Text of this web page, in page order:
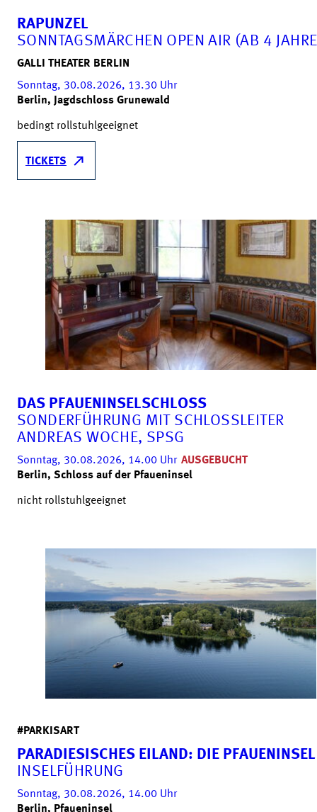
RAPUNZEL
SONNTAGSMÄRCHEN OPEN AIR (AB 4
GALLI THEATER BERLIN
Sonntag, 30.08.2026, 13.30 Uhr
Berlin, Jagdschloss Grunewald
bedingt rollstuhlgeeignet
TICKETS
DAS PFAUENINSELSCHLOSS
SONDERFÜHRUNG MIT SCHLOSSLEITER
ANDREAS WOCHE, SPSG
Sonntag, 30.08.2026, 14.00 Uhr AUSGEBUCHT
Berlin, Schloss auf der Pfaueninsel
nicht rollstuhlgeeignet
#PARKISART
PARADIESISCHES EILAND: DIE PFAUENINSEL
INSELFÜHRUNG
Sonntag, 30.08.2026, 14.00 Uhr
Berlin, Pfaueninsel